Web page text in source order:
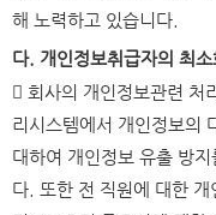
해 노력하고 있습니다.
다. 개인정보취급자의 최
 회사의 개인정보관련 처
리시스템에서 개인정보의
대하여 개인정보 유출 방
다. 또한 전 직원에 대한